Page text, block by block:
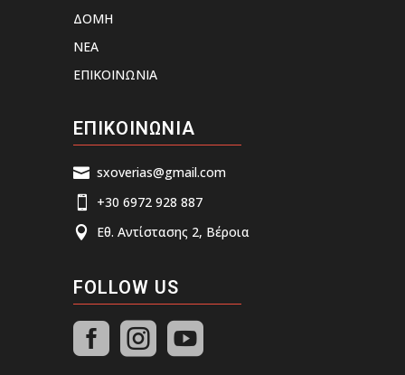
ΔΟΜΗ
ΝΕΑ
ΕΠΙΚΟΙΝΩΝΙΑ
ΕΠΙΚΟΙΝΩΝΙΑ
 sxoverias@gmail.com
 +30 6972 928 887
 Εθ. Αντίστασης 2, Βέροια
FOLLOW US
  